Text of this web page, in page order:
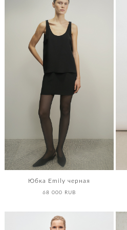
Юбка Emily черная
68 000 RUB